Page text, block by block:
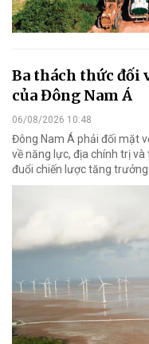
Ba thách thức đối
của Đông Nam Á
06/08/2026 10:48
Đông Nam Á phải đối mặt
về năng lực, địa chính trị
đuổi chiến lược tăng